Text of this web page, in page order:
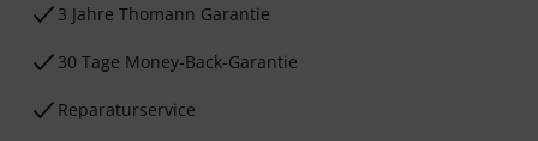
3 Jahre Thomann Garantie
30 Tage Money-Back-Garantie
Reparaturservice